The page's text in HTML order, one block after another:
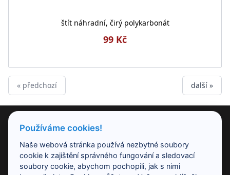
štít náhradní, čirý polykarbonát
99 Kč
« předchozí další »
PRODUKTY
NAŠE SPOLEČNOST
Používáme cookies!
Naše webová stránka používá nezbytné soubory
cookie k zajištění správného fungování a sledovací
soubory cookie, abychom pochopili, jak s nimi